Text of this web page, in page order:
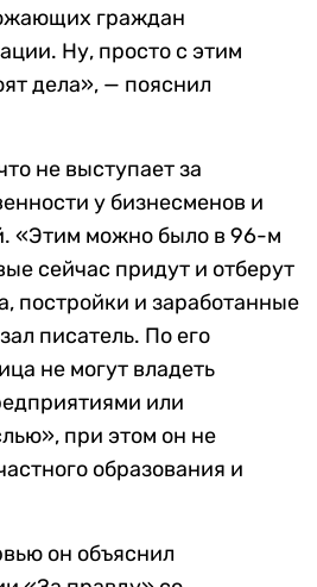
граждан
Ну, просто с этим
дела», — пояснил
не выступает за
у бизнесменов и
«Этим можно было в 96-м
сейчас придут и отберут
постройки и заработанные
писатель. По его
не могут владеть
или
при этом он не
образования и
он объяснил